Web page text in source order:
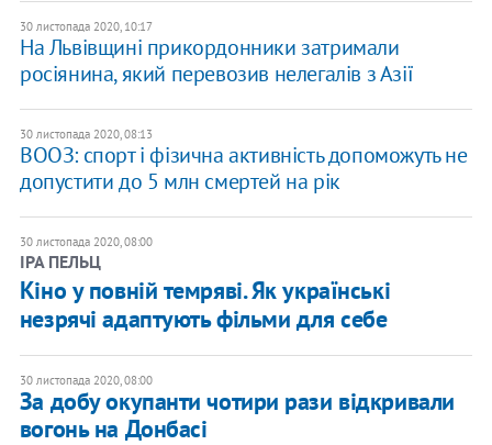
30 листопада 2020, 10:17
​На Львівщині прикордонники затримали
росіянина, який перевозив нелегалів з Азії
30 листопада 2020, 08:13
ВООЗ: спорт і фізична активність допоможуть не
допустити до 5 млн смертей на рік
30 листопада 2020, 08:00
ІРА ПЕЛЬЦ
Кіно у повній темряві. Як українські
незрячі адаптують фільми для себе
30 листопада 2020, 08:00
За добу окупанти чотири рази відкривали
вогонь на Донбасі